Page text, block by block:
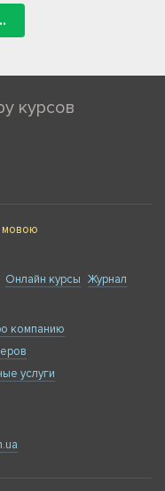
в Ужгороде
курсов
Онлайн курсы Журнал
компанию
услуги